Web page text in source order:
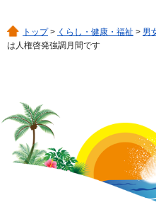
トップ> くらし・健康・福祉 > 男
は人権啓発強調月間です